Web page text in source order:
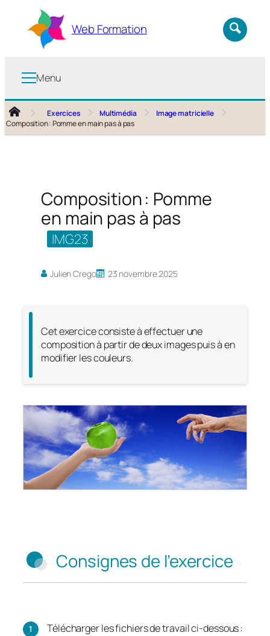
contenu
Web Formation
Menu
Exercices Multimédia
Image matricielle
Composition : Pomme en main pas à pas
Composition : Pomme
en main pas à pas
IMG23
Julien Crego 23 novembre 2025
Cet exercice consiste à effectuer une
composition à partir de deux images puis à en
modifier les couleurs.
Consignes de l’exercice
Télécharger les fichiers de travail ci-dessous :